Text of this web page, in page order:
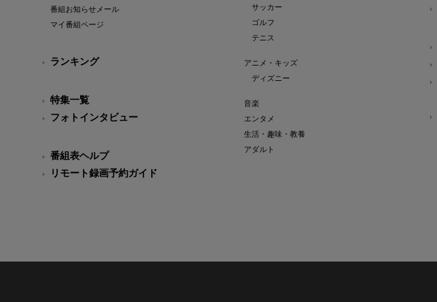
番組お知らせメール
マイ番組ページ
ランキング
特集一覧
フォトインタビュー
番組表ヘルプ
リモート録画予約ガイド
サッカー
ゴルフ
テニス
アニメ・キッズ
ディズニー
音楽
エンタメ
生活・趣味・教養
アダルト